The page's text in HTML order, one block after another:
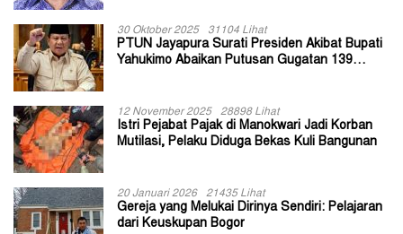
30 Oktober 2025 31104 Lihat
PTUN Jayapura Surati Presiden Akibat Bupati
Yahukimo Abaikan Putusan Gugatan 139
12 November 2025 28898 Lihat
Istri Pejabat Pajak di Manokwari Jadi Korban
Mutilasi, Pelaku Diduga Bekas Kuli Bangunan
20 Januari 2026 21435 Lihat
Gereja yang Melukai Dirinya Sendiri: Pelajaran
dari Keuskupan Bogor